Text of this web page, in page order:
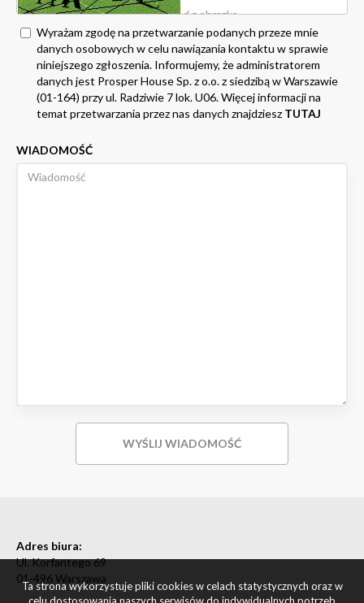
Wyrażam zgodę na przetwarzanie podanych przeze mnie
danych osobowych w celu nawiązania kontaktu w sprawie
niniejszego zgłoszenia. Informujemy, że administratorem
danych jest Prosper House Sp. z o.o. z siedzibą w Warszawie
(01-164) przy ul. Radziwie 7 lok. U06. Więcej informacji na
temat przetwarzania przez nas danych znajdziesz TUTAJ
WIADOMOŚĆ
Adres biura:
Ul. Korfantego 69
01-496 Warszawa
Ta strona wykorzystuje pliki cookies w celach statystycznych oraz w